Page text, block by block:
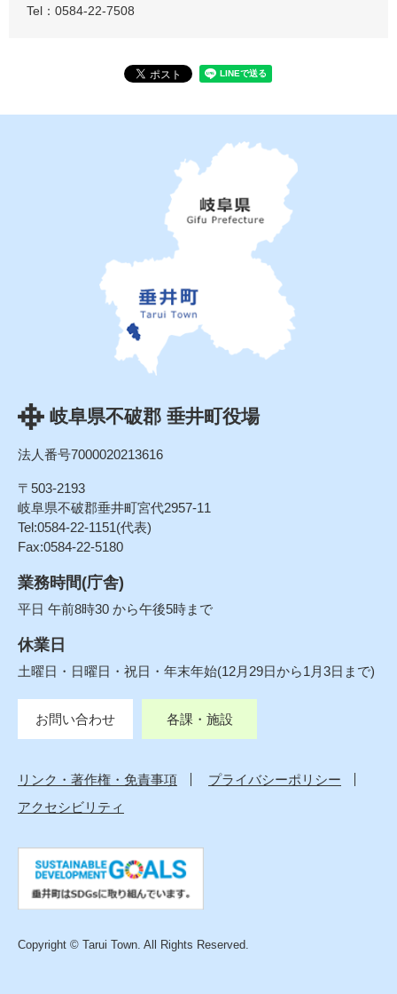
Tel：0584-22-7508
岐阜県不破郡 垂井町役場
法人番号7000020213616
〒503-2193
岐阜県不破郡垂井町宮代2957-11
Tel:0584-22-1151(代表)
Fax:0584-22-5180
業務時間(庁舎)
平日 午前8時30 から午後5時まで
休業日
土曜日・日曜日・祝日・年末年始(12月29日から1月3日まで)
お問い合わせ 各課・施設
リンク・著作権・免責事項
プライバシーポリシー
アクセシビリティ
Copyright © Tarui Town. All Rights Reserved.